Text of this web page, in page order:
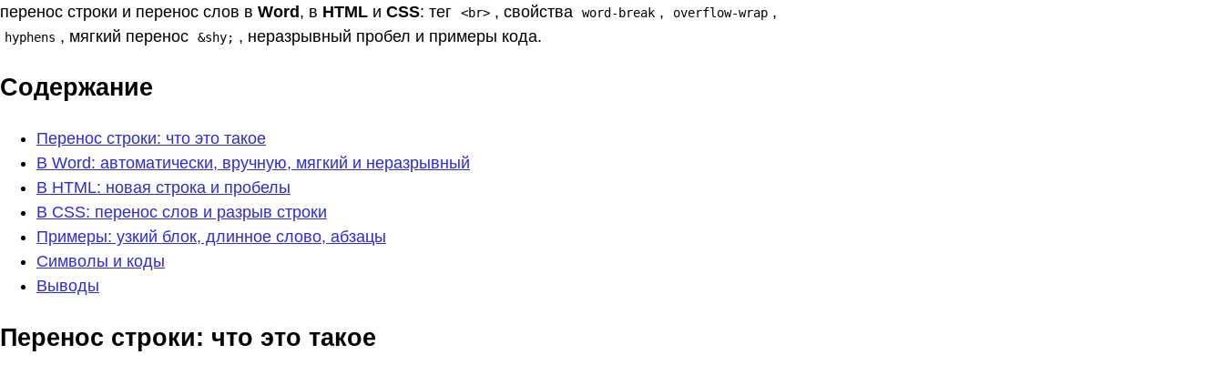
перенос строки и перенос слов в Word, в HTML и CSS: тег <br> , свойства word-break , overflow-wrap ,
hyphens , мягкий перенос &shy; , неразрывный пробел и примеры кода.
Содержание
Перенос строки: что это такое
В Word: автоматически, вручную, мягкий и неразрывный
В HTML: новая строка и пробелы
В CSS: перенос слов и разрыв строки
Примеры: узкий блок, длинное слово, абзацы
Символы и коды
Выводы
Перенос строки: что это такое